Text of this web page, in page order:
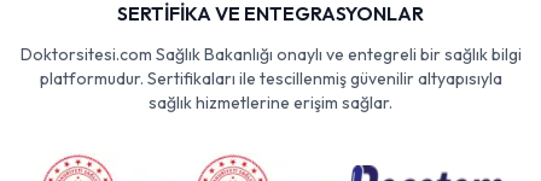
SERTİFİKA VE ENTEGRASYONLAR
Doktorsitesi.com Sağlık Bakanlığı onaylı ve entegreli bir sağlık bilgi
platformudur. Sertifikaları ile tescillenmiş güvenilir altyapısıyla
sağlık hizmetlerine erişim sağlar.